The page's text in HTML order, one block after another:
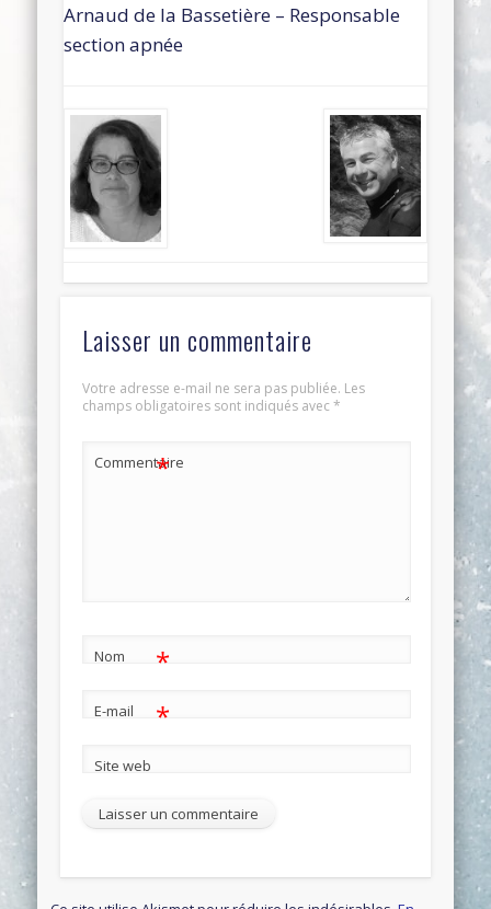
Arnaud de la Bassetière – Responsable
section apnée
Laisser un commentaire
Votre adresse e-mail ne sera pas publiée. Les
champs obligatoires sont indiqués avec*
Commentaire
*
Nom *
E-mail *
Site web